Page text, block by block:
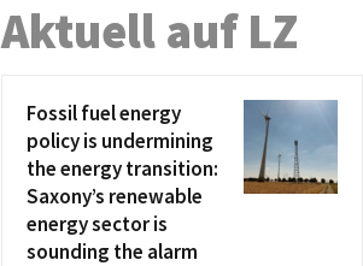
Aktuell auf LZ
Fossil fuel energy
policy is undermining
the energy transition:
Saxony’s renewable
energy sector is
sounding the alarm